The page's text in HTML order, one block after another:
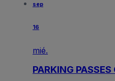
sep
16
mié.
PARKING